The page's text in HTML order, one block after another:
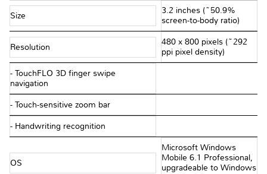
Size
3.2 inches (~50.9%
screen-to-body ratio)
Resolution
480 x 800 pixels (~292
ppi pixel density)
- TouchFLO 3D finger swipe
navigation
- Touch-sensitive zoom bar
- Handwriting recognition
OS
Microsoft Windows
Mobile 6.1 Professional,
upgradeable to Windows